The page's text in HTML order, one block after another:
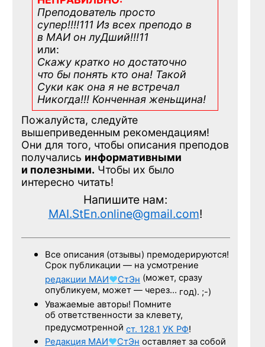
Преподователь просто
супер!!!!111 Из всех преподо в
в МАИ он луДший!!!11
или:
Скажу кратко но достаточно
что бы понять кто она! Такой
Суки как она я не встречал
Никогда!!! Конченная женьщина!
Пожалуйста, следуйте
вышеприведенным рекомендациям!
Они для того, чтобы описания преподов
получались информативными
и полезными. Чтобы их было
интересно читать!
Напишите нам:
MAI.StEn.online@gmail.com!
Все описания (отзывы) премодерируются!
Срок публикации — на усмотрение
редакции МАИ♥СтЭн (может, сразу
опубликуем, может — через… год). ;-)
Уважаемые авторы! Помните
об ответственности за клевету,
предусмотренной ст. 128.1 УК РФ!
Редакция МАИ♥СтЭн оставляет за собой